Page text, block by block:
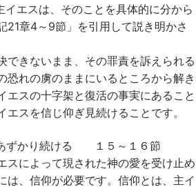
イエスは、そのことを具体的に分から
21章4～9節」を引用して説き明かさ
できないまま、その罪責を訴えられる
恐れの虜のままにいるところから解き
エスの十字架と復活の事実にあること
エスを信じ仰ぎ見続けることです。
ずかり続ける １５～１６節
スによって現された神の愛を受け止め
は、信仰が必要です。信仰とは、主イ